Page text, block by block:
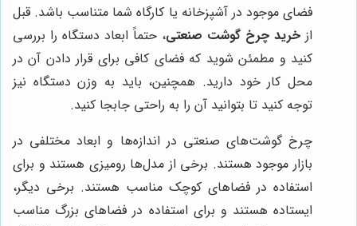
فضای موجود در آشپزخانه یا کارگاه شما متناسب باشد. قبل
از خرید چرخ گوشت صنعتی، حتماً ابعاد دستگاه را بررسی
کنید و مطمئن شوید که فضای کافی برای قرار دادن آن در
محل کار خود دارید. همچنین، باید به وزن دستگاه نیز
توجه کنید تا بتوانید آن را به راحتی جابجا کنید.
چرخ گوشت‌های صنعتی در اندازه‌ها و ابعاد مختلفی در
بازار موجود هستند. برخی از مدل‌ها رومیزی هستند و برای
استفاده در فضاهای کوچک مناسب هستند. برخی دیگر،
ایستاده هستند و برای استفاده در فضاهای بزرگ مناسب